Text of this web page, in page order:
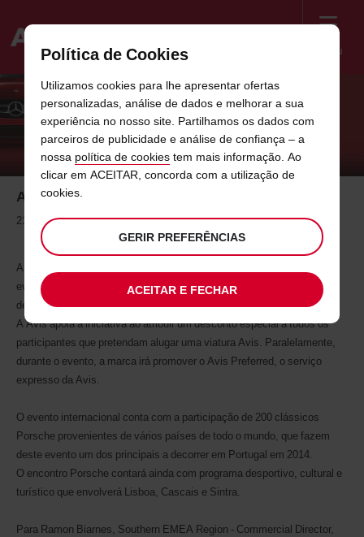
Menu
Avis
AVIS APOIA 39TH INTERNATIONAL
PORSCHE 356 MEETING
Avis apoia 39th International Porsche 356 Meeting
21 de maio de 2014
A Avis Portugal apoia o 39º Encontro Internacional de Porsche 356, o
evento anual Porsche AG que decorre em Portugal pela primeira vez,
de 29 de maio a 1 de junho.
A Avis apoia a iniciativa ao atribuir um desconto especial a todos os
participantes que pretendam alugar uma viatura Avis. Paralelamente,
durante o evento, a marca irá promover o Avis Preferred, o serviço
expresso da Avis.
O evento internacional conta com a participação de 200 clássicos
Porsche provenientes de vários países de todo o mundo, que fazem
deste evento um dos principais a decorrer em Portugal em 2014.
O encontro Porsche contará ainda com programa desportivo, cultural e
turístico que envolverá Lisboa, Cascais e Sintra.
Para Ramon Biarnes, Southern EMEA Region - Commercial Director,
Política de Cookies
Utilizamos cookies para lhe apresentar ofertas
personalizadas, análise de dados e melhorar a sua
experiência no nosso site. Partilhamos os dados com
parceiros de publicidade e análise de confiança – a
nossa política de cookies tem mais informação. Ao
clicar em ACEITAR, concorda com a utilização de
cookies.
GERIR PREFERÊNCIAS
ACEITAR E FECHAR